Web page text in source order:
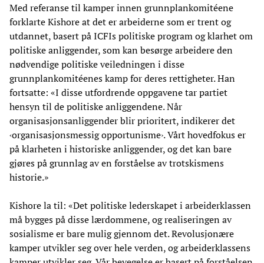
Med referanse til kamper innen grunnplankomitéene
forklarte Kishore at det er arbeiderne som er trent og
utdannet, basert på ICFIs politiske program og klarhet om
politiske anliggender, som kan besørge arbeidere den
nødvendige politiske veiledningen i disse
grunnplankomitéenes kamp for deres rettigheter. Han
fortsatte: «I disse utfordrende oppgavene tar partiet
hensyn til de politiske anliggendene. Når
organisasjonsanliggender blir prioritert, indikerer det
‹organisasjonsmessig opportunisme›. Vårt hovedfokus er
på klarheten i historiske anliggender, og det kan bare
gjøres på grunnlag av en forståelse av trotskismens
historie.»
Kishore la til: «Det politiske lederskapet i arbeiderklassen
må bygges på disse lærdommene, og realiseringen av
sosialisme er bare mulig gjennom det. Revolusjonære
kamper utvikler seg over hele verden, og arbeiderklassens